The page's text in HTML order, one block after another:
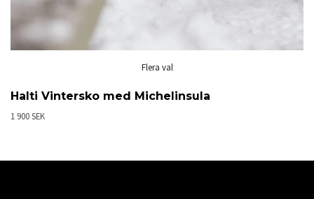
Flera val
Halti Vintersko med Michelinsula
1 900 SEK